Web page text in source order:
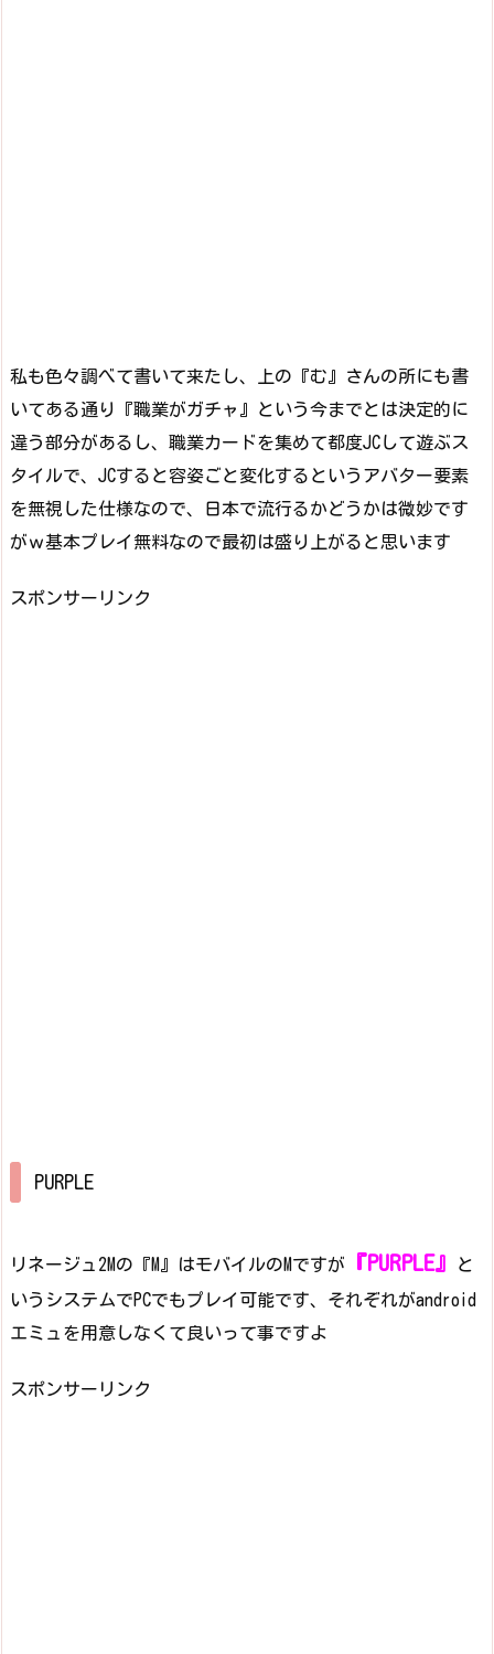
私も色々調べて書いて来たし、上の『む』さんの所にも書
いてある通り『職業がガチャ』という今までとは決定的に
違う部分があるし、職業カードを集めて都度JCして遊ぶス
タイルで、JCすると容姿ごと変化するというアバター要素
を無視した仕様なので、日本で流行るかどうかは微妙です
がｗ基本プレイ無料なので最初は盛り上がると思います
スポンサーリンク
PURPLE
リネージュ2Mの『M』はモバイルのMですが 『PURPLE』
と
いうシステムでPCでもプレイ可能です、それぞれがandroid
エミュを用意しなくて良いって事ですよ
スポンサーリンク